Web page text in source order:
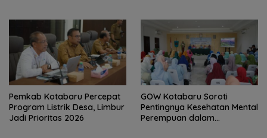
Pemkab Kotabaru Percepat
Program Listrik Desa, Limbur
Jadi Prioritas 2026
GOW Kotabaru Soroti
Pentingnya Kesehatan Mental
Perempuan dalam